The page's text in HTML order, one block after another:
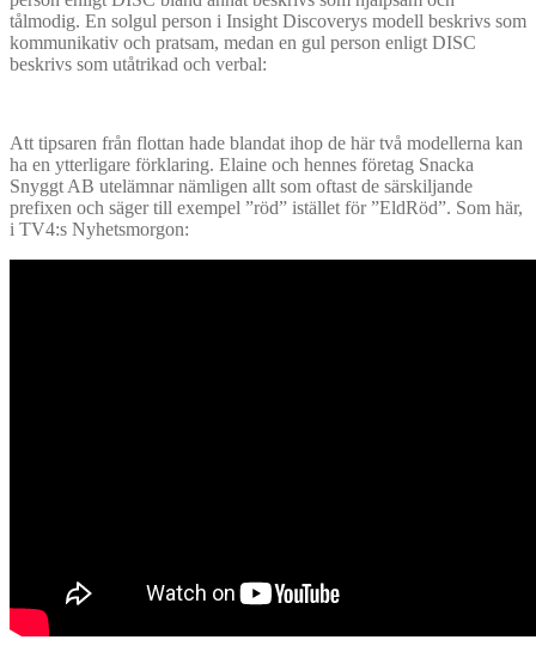
tålmodig. En solgul person i Insight Discoverys modell beskrivs som
kommunikativ och pratsam, medan en gul person enligt DISC
beskrivs som utåtrikad och verbal:
Att tipsaren från flottan hade blandat ihop de här två modellerna kan
ha en ytterligare förklaring. Elaine och hennes företag Snacka
Snyggt AB utelämnar nämligen allt som oftast de särskiljande
prefixen och säger till exempel ”röd” istället för ”EldRöd”. Som här,
i TV4:s Nyhetsmorgon: